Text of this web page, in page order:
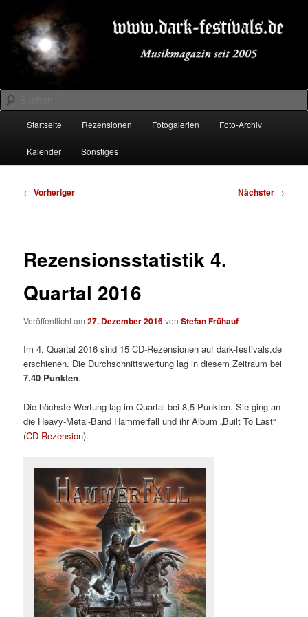
primären
Inhalt
springenDARK-FESTIVALS.DE
Suchen
Startseite Rezensionen Fotogalerien Foto-Archiv
Kalender Sonstiges
Beitragsnavigation
← Vorheriger Nächster →
Rezensionsstatistik 4.
Quartal 2016
Veröffentlicht am27. Dezember 2016vonStefan Frühauf
Im 4. Quartal 2016 sind 15 CD-Rezensionen auf dark-festivals.de
erschienen. Die Durchschnittswertung lag in diesem Zeitraum bei
7.40 Punkten.
Die höchste Wertung lag im Quartal bei 8,5 Punkten. Sie ging an
die Heavy-Metal-Band Hammerfall und ihr Album „Built To Last“
(CD-Rezension).